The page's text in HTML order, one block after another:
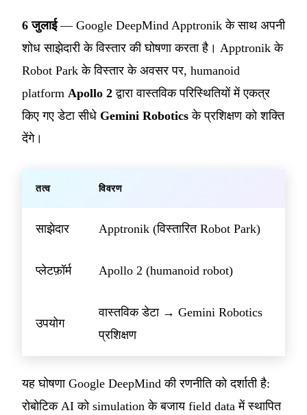
6 जुलाई— Google DeepMind Apptronik के साथ अपनी
शोध साझेदारी के विस्तार की घोषणा करता है। Apptronik के
Robot Park के विस्तार के अवसर पर, humanoid
platform Apollo 2 द्वारा वास्तविक परिस्थितियों में एकत्र
किए गए डेटा सीधे Gemini Robotics के प्रशिक्षण को शक्ति
देंगे।
तत्व विवरण
साझेदार Apptronik (विस्तारित Robot Park)
प्लेटफ़ॉर्म Apollo 2 (humanoid robot)
उपयोग
वास्तविक डेटा → Gemini Robotics
प्रशिक्षण
यह घोषणा Google DeepMind की रणनीति को दर्शाती है:
रोबोटिक AI को simulation के बजाय field data में स्थापित